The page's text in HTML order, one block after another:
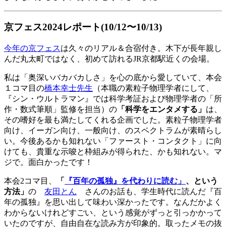
京フェス2024レポート(10/12〜10/13)
今年の京フェスは久々のリアル＆合宿付き。木下が長年親し
んだ丸太町ではなく、初めて訪れるJR京都駅近くの会場。
私は「奥深いバカバカしさ」を心の底から愛していて、本会
１コマ目の橋本幸士先生 （本職の素粒子物理学者にして、
『シン・ウルトラマン』では科学考証および物理学者の「所
作・数式筆順」監修を担当）の 「科学をエンタメする」 は、
その嗜好を最も満たしてくれる企画でした。素粒子物理学者
向け、イーガン向け、一般向け、のスペクトラムが素晴らし
い。今後あるかも知れない「ファースト・コンタクト」に向
けても、貴重な示唆と枠組みが得られた、かも知れない。マ
ジで。面白かったです！
本会2コマ目、 「 『百年の孤独』を代わりに読む」 、という
方法」 の 友田とん さんのお話も、学生時代に読んだ『百
年の孤独』を思い出して味わい深かったです。なんだかよく
わからないけれどすごい、という感覚がずっと引っかかって
いたのですが、自由自在な読み方が印象的。取ったメモの抜